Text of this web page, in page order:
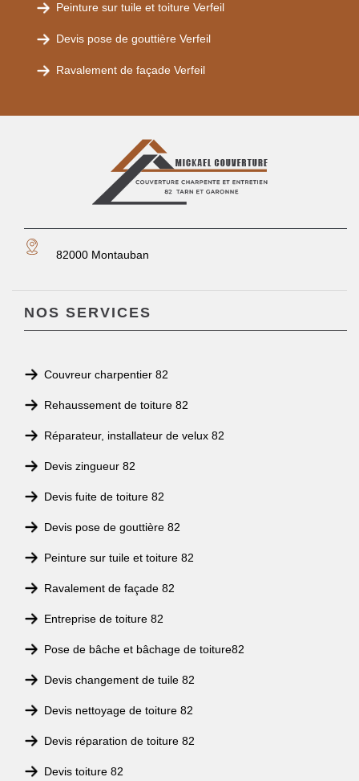
Peinture sur tuile et toiture Verfeil
Devis pose de gouttière Verfeil
Ravalement de façade Verfeil
82000 Montauban
NOS SERVICES
Couvreur charpentier 82
Rehaussement de toiture 82
Réparateur, installateur de velux 82
Devis zingueur 82
Devis fuite de toiture 82
Devis pose de gouttière 82
Peinture sur tuile et toiture 82
Ravalement de façade 82
Entreprise de toiture 82
Pose de bâche et bâchage de toiture82
Devis changement de tuile 82
Devis nettoyage de toiture 82
Devis réparation de toiture 82
Devis toiture 82